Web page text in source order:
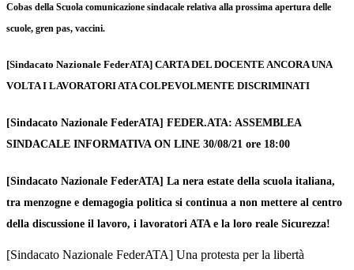
Cobas della Scuola comunicazione sindacale relativa alla prossima apertura delle
scuole, gren pas, vaccini.
[Sindacato Nazionale FederATA] CARTA DEL DOCENTE ANCORA UNA
VOLTA I LAVORATORI ATA COLPEVOLMENTE DISCRIMINATI
[Sindacato Nazionale FederATA] FEDER.ATA: ASSEMBLEA
SINDACALE INFORMATIVA ON LINE 30/08/21 ore 18:00
[Sindacato Nazionale FederATA] La nera estate della scuola italiana,
tra menzogne e demagogia politica si continua a non mettere al centro
della discussione il lavoro, i lavoratori ATA e la loro reale Sicurezza!
[Sindacato Nazionale FederATA] Una protesta per la libertà